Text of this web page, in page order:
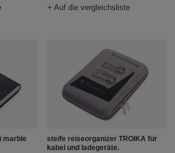
+ Auf die vergleichsliste
marble
steife reiseorganizer TROIKA für
kabel und ladegeräte.